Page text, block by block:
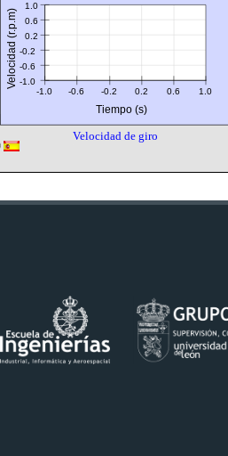
-1.0 -0.6 -0.2 0.2 0.6 1.0
-1.0
-0.6
-0.2
0.2
0.6
1.0
Tiempo (s)
Velocidad (r.p.m)
Velocidad de giro